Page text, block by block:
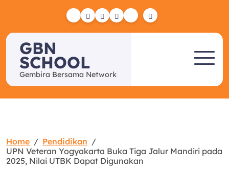
YelpFacebook
TwitterInstagram
Email
GBN
SCHOOL
Gembira Bersama Network
Home
Pendidikan
UPN Veteran Yogyakarta Buka Tiga Jalur Mandiri pada
2025, Nilai UTBK Dapat Digunakan